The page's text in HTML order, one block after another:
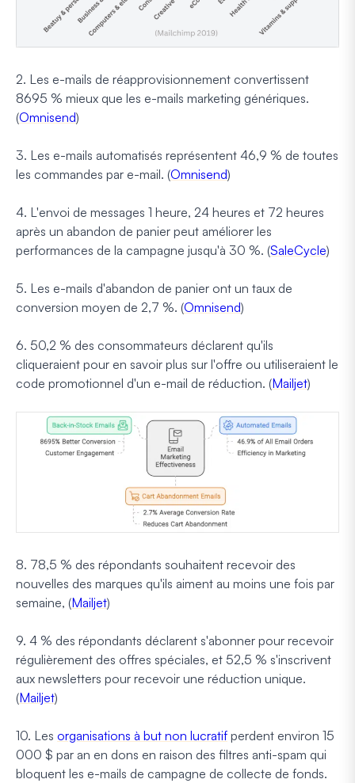
2. Les e-mails de réapprovisionnement convertissent
8695 % mieux que les e-mails marketing génériques.
(Omnisend)
3. Les e-mails automatisés représentent 46,9 % de toutes
les commandes par e-mail. (Omnisend)
4. L'envoi de messages 1 heure, 24 heures et 72 heures
après un abandon de panier peut améliorer les
performances de la campagne jusqu'à 30 %. (SaleCycle)
5. Les e-mails d'abandon de panier ont un taux de
conversion moyen de 2,7 %. (Omnisend)
6. 50,2 % des consommateurs déclarent qu'ils
cliqueraient pour en savoir plus sur l'offre ou utiliseraient le
code promotionnel d'un e-mail de réduction. (Mailjet)
8. 78,5 % des répondants souhaitent recevoir des
nouvelles des marques qu'ils aiment au moins une fois par
semaine, (Mailjet)
9. 4 % des répondants déclarent s'abonner pour recevoir
régulièrement des offres spéciales, et 52,5 % s'inscrivent
aux newsletters pour recevoir une réduction unique.
(Mailjet)
10. Les organisations à but non lucratif perdent environ 15
000 $ par an en dons en raison des filtres anti-spam qui
bloquent les e-mails de campagne de collecte de fonds.